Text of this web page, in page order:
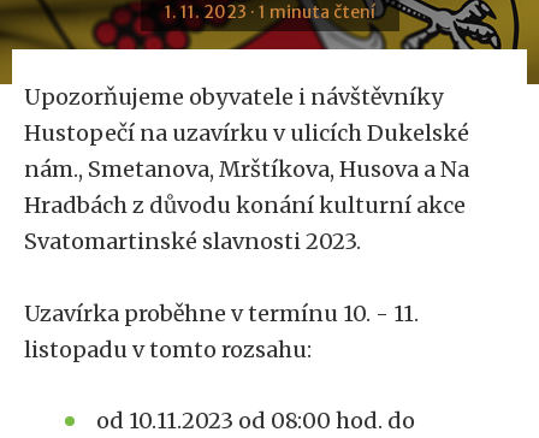
1. 11. 2023 · 1 minuta čtení
Upozorňujeme obyvatele i návštěvníky
Hustopečí na uzavírku v ulicích Dukelské
nám., Smetanova, Mrštíkova, Husova a Na
Hradbách z důvodu konání kulturní akce
Svatomartinské slavnosti 2023.
Uzavírka proběhne v termínu 10. - 11.
listopadu v tomto rozsahu:
od 10.11.2023 od 08:00 hod. do